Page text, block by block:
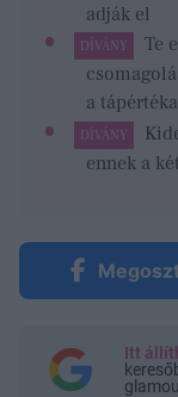
adják el
DÍVÁNY
Te
a
DÍVÁNY
ennek a
Itt